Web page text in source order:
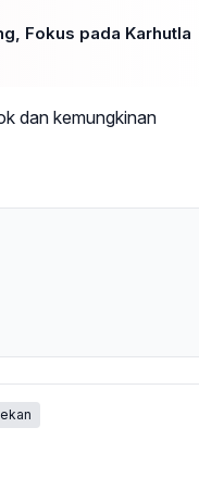
Fokus pada Karhutla
dan kemungkinan